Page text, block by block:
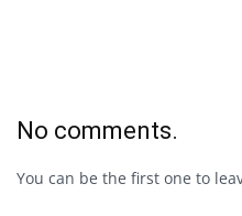
No comments.
You can be the first one to